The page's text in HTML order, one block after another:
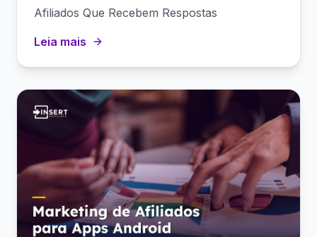
Afiliados Que Recebem Respostas
Leia mais